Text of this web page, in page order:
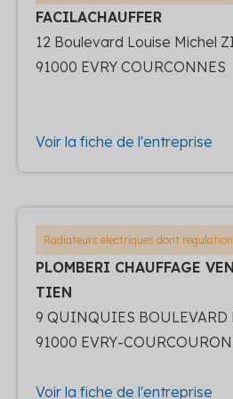
FACILACHAUFFER
12 Boulevard Louise Michel
91000 EVRY COURCONNES
Voir la fiche de l'entreprise
Radiateurs electriques dont regulation
PLOMBERI CHAUFFAGE
TIEN
9 QUINQUIES BOULEVARD
91000 EVRY-
Voir la fiche de l'entreprise